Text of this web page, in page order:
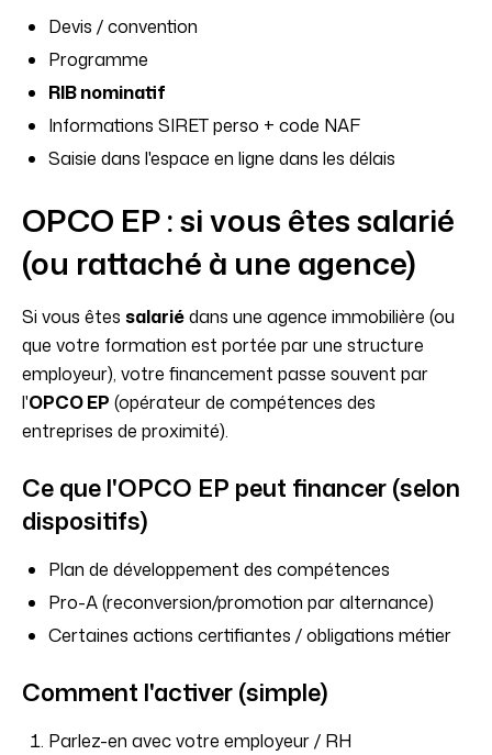
Devis / convention
Programme
RIB nominatif
Informations SIRET perso + code NAF
Saisie dans l'espace en ligne dans les délais
OPCO EP : si vous êtes salarié
(ou rattaché à une agence)
Si vous êtes salariédans une agence immobilière (ou
que votre formation est portée par une structure
employeur), votre financement passe souvent par
l'OPCO EP (opérateur de compétences des
entreprises de proximité).
Ce que l'OPCO EP peut financer (selon
dispositifs)
Plan de développement des compétences
Pro-A (reconversion/promotion par alternance)
Certaines actions certifiantes / obligations métier
Comment l'activer (simple)
Parlez-en avec votre employeur / RH